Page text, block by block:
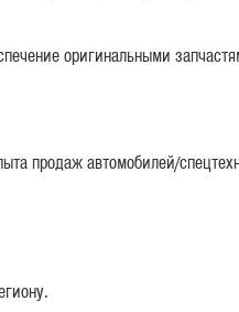
MOTORS ПРЕДСТАВИЛА
оригинальными
продаж автомобилей/